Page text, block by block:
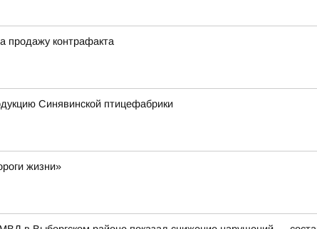
продажу контрафакта
Синявинской птицефабрики
жизни»